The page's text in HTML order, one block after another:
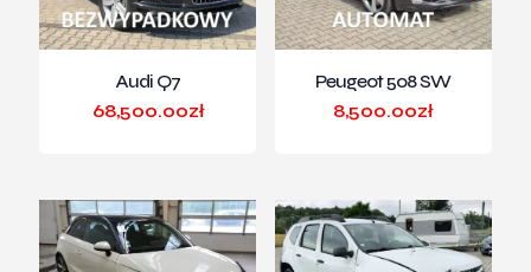
Audi Q7
68,500.00zł
Peugeot 508 SW
8,500.00zł